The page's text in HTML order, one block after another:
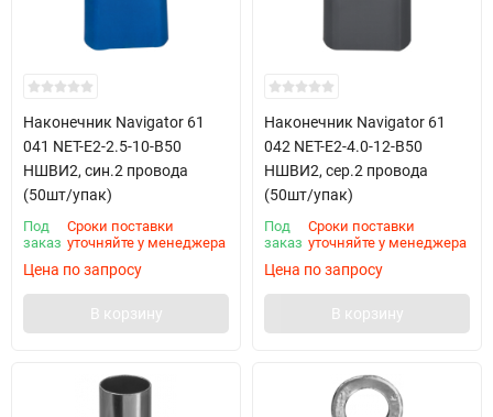
Наконечник Navigator 61
041 NET-E2-2.5-10-B50
НШВИ2, син.2 провода
(50шт/упак)
Под
заказ
Сроки поставки
уточняйте у менеджера
Цена по запросу
В корзину
Наконечник Navigator 61
042 NET-E2-4.0-12-B50
НШВИ2, сер.2 провода
(50шт/упак)
Под
заказ
Сроки поставки
уточняйте у менеджера
Цена по запросу
В корзину